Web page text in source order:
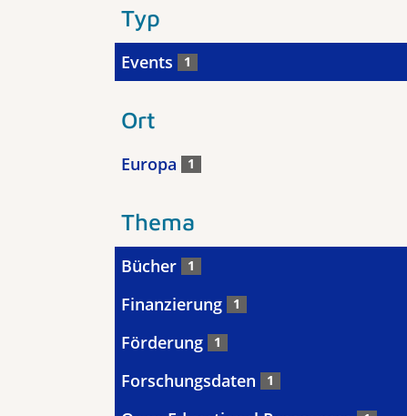
Typ
Events 1
Ort
Europa 1
Thema
Bücher 1
Finanzierung 1
Förderung 1
Forschungsdaten 1